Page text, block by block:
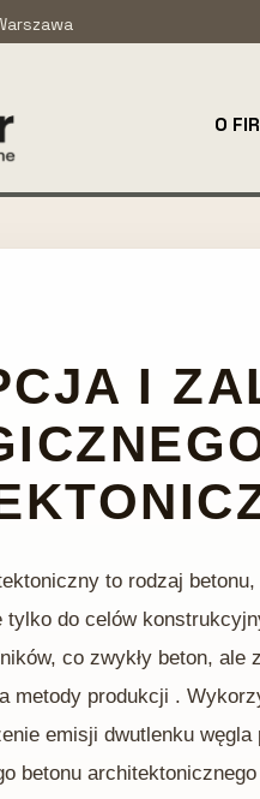
O
I
to rodzaj
do celów
co zwykły beton, ale
metody produkcji .
emisji dwutlenku
betonu